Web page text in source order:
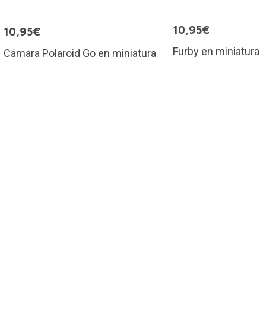
10,95€
Cámara Polaroid Go en miniatura
10,95€
Furby en miniatura